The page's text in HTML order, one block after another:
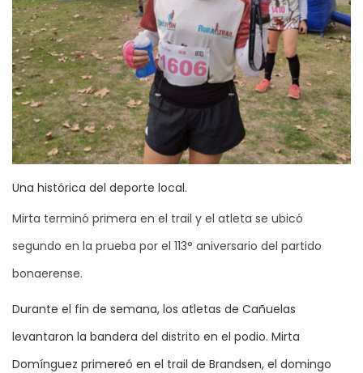
Una histórica del deporte local.
Mirta terminó primera en el trail y el atleta se ubicó
segundo en la prueba por el 113° aniversario del partido
bonaerense.
Durante el fin de semana, los atletas de Cañuelas
levantaron la bandera del distrito en el podio. Mirta
Domínguez primereó en el trail de Brandsen, el domingo